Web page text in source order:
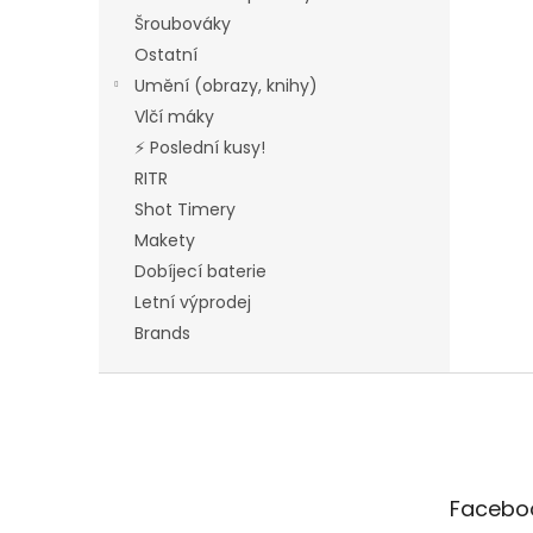
Šroubováky
Ostatní
Umění (obrazy, knihy)
Vlčí máky
⚡ Poslední kusy!
RITR
Shot Timery
Makety
Dobíjecí baterie
Letní výprodej
Brands